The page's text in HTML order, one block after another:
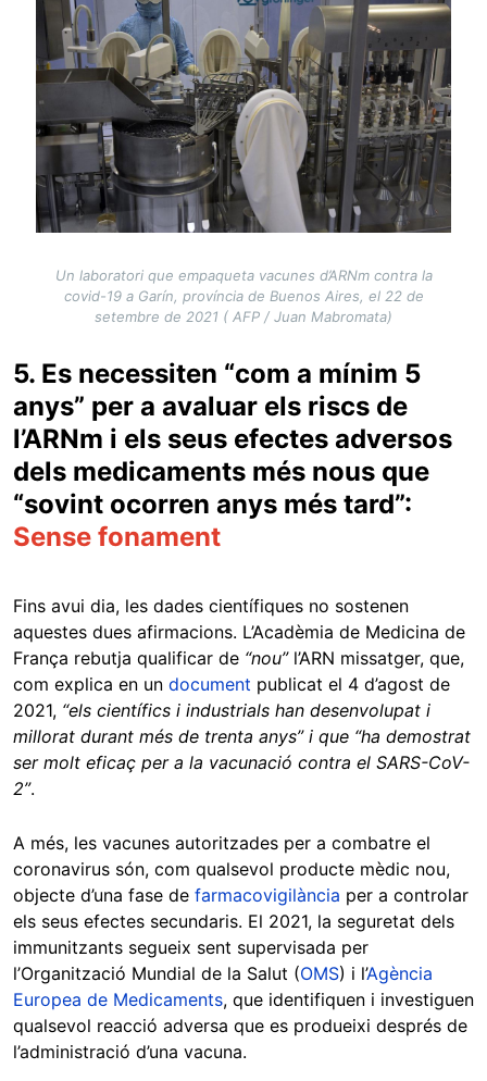
Un laboratori que empaqueta vacunes d’ARNm contra la
covid-19 a Garín, província de Buenos Aires, el 22 de
setembre de 2021 ( AFP / Juan Mabromata)
5. Es necessiten “com a mínim 5
anys” per a avaluar els riscs de
l’ARNm i els seus efectes adversos
dels medicaments més nous que
“sovint ocorren anys més tard”:
Sense fonament
Fins avui dia, les dades científiques no sostenen
aquestes dues afirmacions. L’Acadèmia de Medicina de
França rebutja qualificar de “nou”l’ARN missatger, que,
com explica en un document publicat el 4 d’agost de
2021, “els científics i industrials han desenvolupat i
millorat durant més de trenta anys” i que “ha demostrat
ser molt eficaç per a la vacunació contra el SARS-CoV-
2”.
A més, les vacunes autoritzades per a combatre el
coronavirus són, com qualsevol producte mèdic nou,
objecte d’una fase de farmacovigilància per a controlar
els seus efectes secundaris. El 2021, la seguretat dels
immunitzants segueix sent supervisada per
l’Organització Mundial de la Salut (OMS) i l’Agència
Europea de Medicaments, que identifiquen i investiguen
qualsevol reacció adversa que es produeixi després de
l’administració d’una vacuna.